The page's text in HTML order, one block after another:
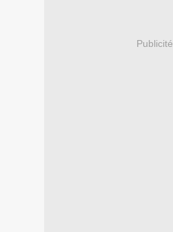
Publicité